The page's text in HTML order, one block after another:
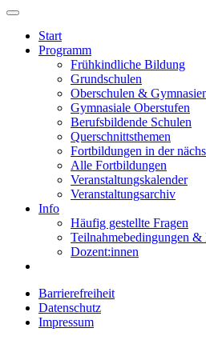
Start
Programm
Frühkindliche Bildung
Grundschulen
Oberschulen &
Gymnasiale Oberstufen
Berufsbildende Schulen
Querschnittsthemen
Fortbildungen in der
Alle Fortbildungen
Veranstaltungskalender
Veranstaltungsarchiv
Info
Häufig gestellte Fragen
Teilnahmebedingungen &
Dozent:innen
Barrierefreiheit
Datenschutz
Impressum